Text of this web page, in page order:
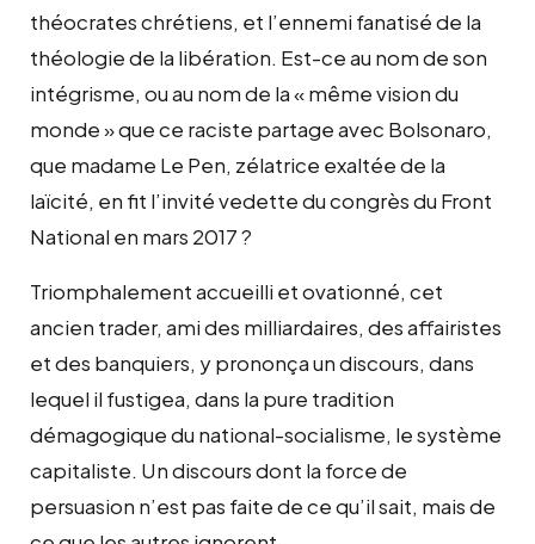
théocrates chrétiens, et l’ennemi fanatisé de la
théologie de la libération. Est-ce au nom de son
intégrisme, ou au nom de la « même vision du
monde » que ce raciste partage avec Bolsonaro,
que madame Le Pen, zélatrice exaltée de la
laïcité, en fit l’invité vedette du congrès du Front
National en mars 2017 ?
Triomphalement accueilli et ovationné, cet
ancien trader, ami des milliardaires, des affairistes
et des banquiers, y prononça un discours, dans
lequel il fustigea, dans la pure tradition
démagogique du national-socialisme, le système
capitaliste. Un discours dont la force de
persuasion n’est pas faite de ce qu’il sait, mais de